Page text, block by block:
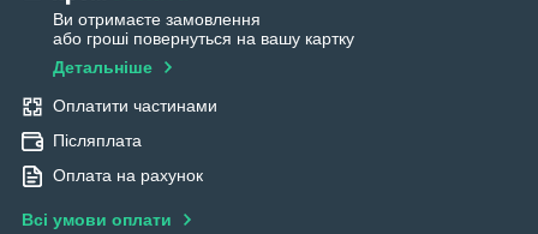
Ви отримаєте замовлення
або гроші повернуться на вашу картку
Детальніше
Оплатити частинами
Післяплата
Оплата на рахунок
Всі умови оплати